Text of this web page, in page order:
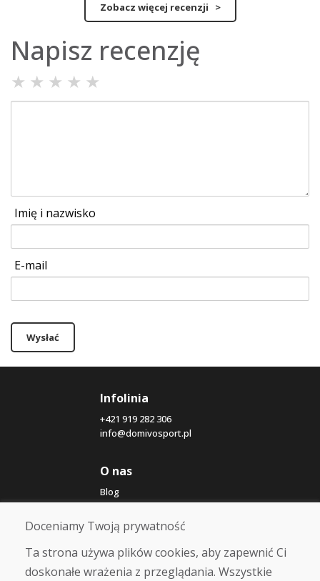
Zobacz więcej recenzji >
Napisz recenzję
★ ★ ★ ★ ★
Imię i nazwisko
E-mail
Wysłać
Infolinia
+421 919 282 306
info@domivosport.pl
O nas
Blog
O nas
Sklep
Kontakt
Zakup
Doceniamy Twoją prywatność
Ta strona używa plików cookies, aby zapewnić Ci
doskonałe wrażenia z przeglądania. Wszystkie